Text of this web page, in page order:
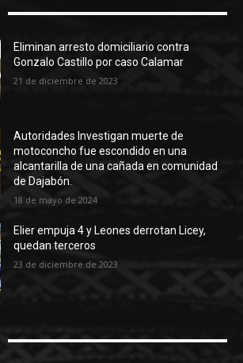
Eliminan arresto domiciliario contra
Gonzalo Castillo por caso Calamar
21 de diciembre de 2023
Autoridades Investigan muerte de
motoconcho fue escondido en una
alcantarilla de una cañada en comunidad
de Dajabón.
18 de mayo de 2024
Elier empuja 4 y Leones derrotan Licey,
quedan terceros
23 de diciembre de 2023